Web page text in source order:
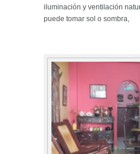
iluminación y ventilación
puede tomar sol o sombra,